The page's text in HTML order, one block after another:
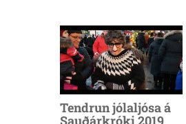
Tendrun jólaljósa á
Sauðárkróki 2019